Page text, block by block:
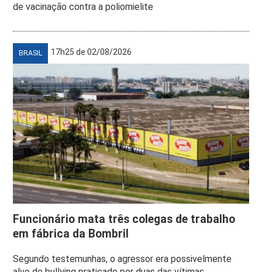
de vacinação contra a poliomielite
BRASIL 17h25 de 02/08/2026
Funcionário mata três colegas de trabalho
em fábrica da Bombril
Segundo testemunhas, o agressor era possivelmente